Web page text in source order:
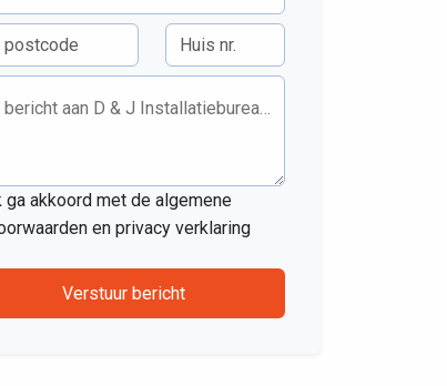
Uw bericht aan D & J Installatiebureau B.V.
ga akkoord met de algemene
en privacy verklaring
Verstuur bericht